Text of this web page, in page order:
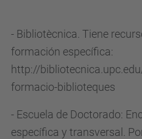
- Bibliotècnica. Tiene
formación específica:
http://
formacio-biblioteques
- Escuela de Doctorado:
específica y transversal.